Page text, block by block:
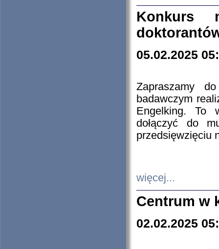
Konkurs
05.02.2025
Zapraszamy
badawczym
Engelking. To
dołączyć do
przedsięwzięciu
więcej...
Centrum w
02.02.2025